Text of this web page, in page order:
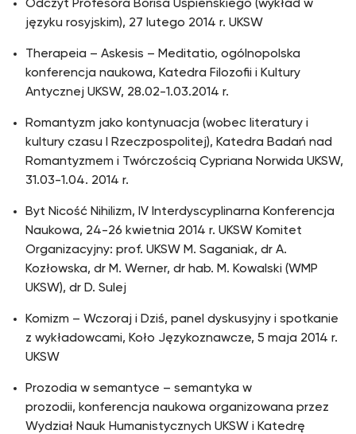
Odczyt Profesora Borisa Uspienskiego (wykład w
języku rosyjskim), 27 lutego 2014 r. UKSW
Therapeia – Askesis – Meditatio, ogólnopolska
konferencja naukowa, Katedra Filozofii i Kultury
Antycznej UKSW, 28.02-1.03.2014 r.
Romantyzm jako kontynuacja (wobec literatury i
kultury czasu I Rzeczpospolitej), Katedra Badań nad
Romantyzmem i Twórczością Cypriana Norwida UKSW,
31.03-1.04. 2014 r.
Byt Nicość Nihilizm, IV Interdyscyplinarna Konferencja
Naukowa, 24-26 kwietnia 2014 r. UKSW Komitet
Organizacyjny: prof. UKSW M. Saganiak, dr A.
Kozłowska, dr M. Werner, dr hab. M. Kowalski (WMP
UKSW), dr D. Sulej
Komizm – Wczoraj i Dziś, panel dyskusyjny i spotkanie
z wykładowcami, Koło Językoznawcze, 5 maja 2014 r.
UKSW
Prozodia w semantyce – semantyka w
prozodii, konferencja naukowa organizowana przez
Wydział Nauk Humanistycznych UKSW i Katedrę